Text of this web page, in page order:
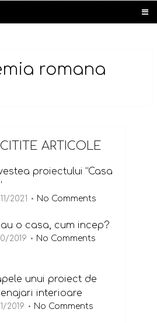
romana
ARTICOLE
proiectului “Casa
2021 No Comments
o casa, cum incep?
2019 No Comments
unui proiect de
interioare
2019 No Comments